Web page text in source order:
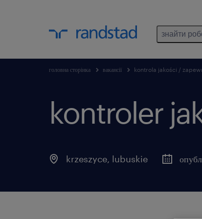
знайти
головна сторінка вакансії kontrola jakości /
kontroler
krzeszyce, lubuskie